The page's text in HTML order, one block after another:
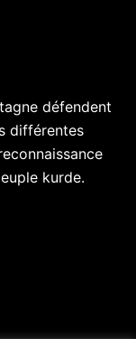
défendent
différentes
kurde.